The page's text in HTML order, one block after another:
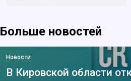
Больше новостей
Новости
В Кировской области